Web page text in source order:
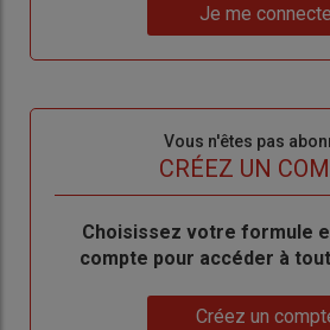
de
me
Je me connecte
Vous n'êtes pas
CRÉEZ UN
BodyChoisissez votre formule
compte pour accéder à
Créez un